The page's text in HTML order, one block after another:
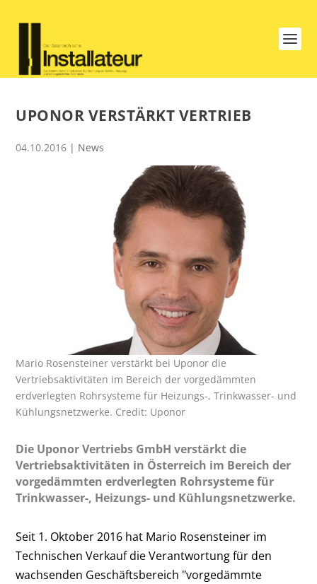
UPONOR VERSTÄRKT VERTRIEB
04.10.2016 | News
Mario Rosensteiner verstärkt bei Uponor die
Vertriebsaktivitäten im Bereich der vorgedämmten
erdverlegten Rohrsysteme für Heizungs-, Trinkwasser- und
Kühlungsnetzwerke. Credit: Uponor
Die Uponor Vertriebs GmbH verstärkt die
Vertriebsaktivitäten in Österreich im Bereich der
vorgedämmten erdverlegten Rohrsysteme für
Trinkwasser-, Heizungs- und Kühlungsnetzwerke.
Seit 1. Oktober 2016 hat Mario Rosensteiner im
Technischen Verkauf die Verantwortung für den
wachsenden Geschäftsbereich "vorgedämmte